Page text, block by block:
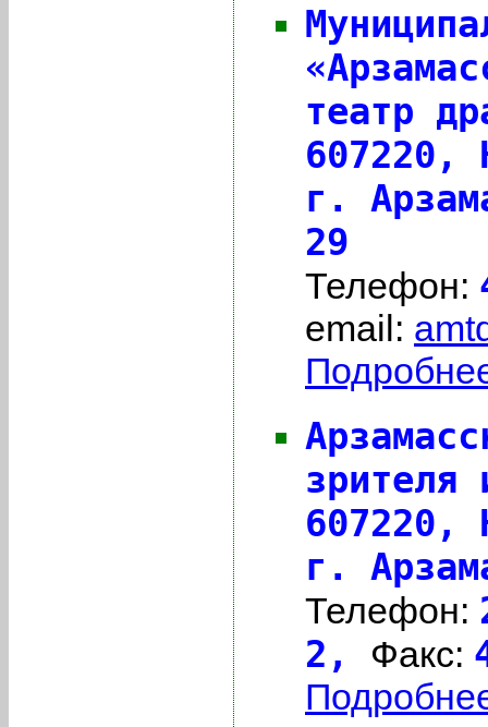
театр
607220,
г.
29
Телефон:
email:
зрителя
607220,
г.
Телефон:
2, Факс: